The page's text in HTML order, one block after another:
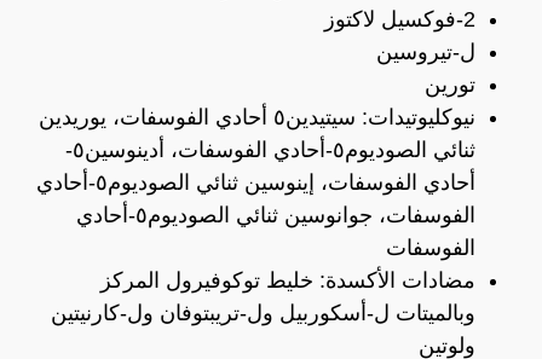
2-فوكسيل لاكتوز
ل-تيروسين
تورين
نيوكليوتيدات: سيتيدين٥ أحادي الفوسفات، يوريدين
ثنائي الصوديوم٥-أحادي الفوسفات، أدينوسين٥-
أحادي الفوسفات، إينوسين ثنائي الصوديوم٥-أحادي
الفوسفات، جوانوسين ثنائي الصوديوم٥-أحادي
الفوسفات
مضادات الأكسدة: خليط توكوفيرول المركز
وبالميتات ل-أسكوربيل ول-تريبتوفان ول-كارنيتين
ولوتين